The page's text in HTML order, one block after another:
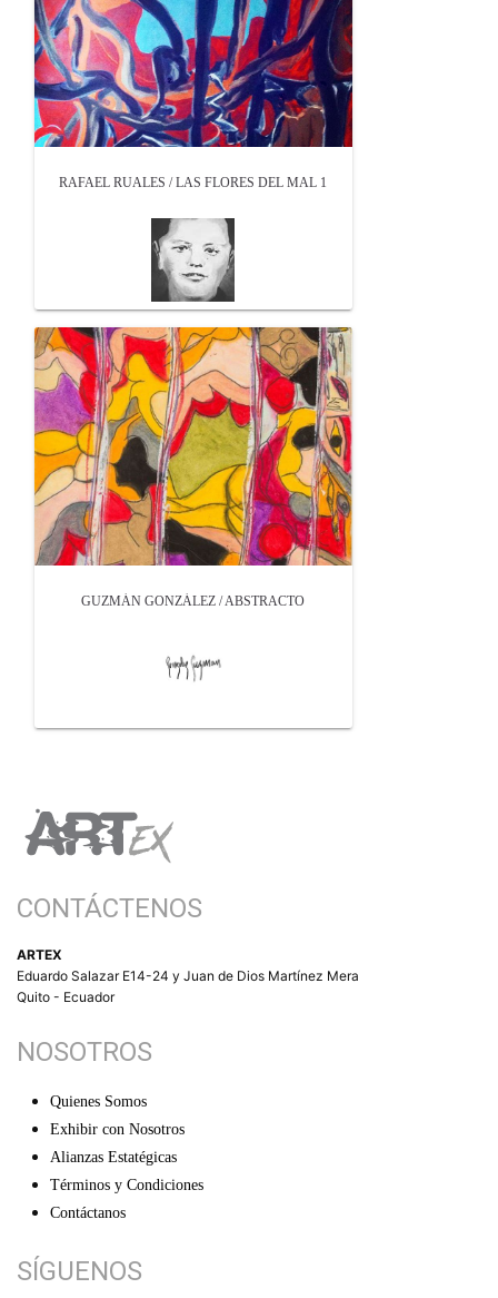
RAFAEL RUALES / LAS FLORES DEL MAL 1
GUZMÁN GONZÁLEZ / ABSTRACTO
CONTÁCTENOS
ARTEX
Eduardo Salazar E14-24 y Juan de Dios Martínez Mera
Quito - Ecuador
NOSOTROS
Quienes Somos
Exhibir con Nosotros
Alianzas Estatégicas
Términos y Condiciones
Contáctanos
SÍGUENOS